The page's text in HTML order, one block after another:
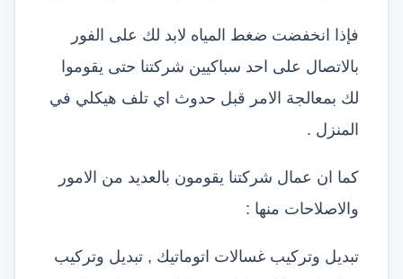
فإذا انخفضت ضغط المياه لابد لك على الفور
بالاتصال على احد سباكيين شركتنا حتى يقوموا
لك بمعالجة الامر قبل حدوث اي تلف هيكلي في
المنزل .
كما ان عمال شركتنا يقومون بالعديد من الامور
والاصلاحات منها :
تبديل وتركيب غسالات اتوماتيك , تبديل وتركيب